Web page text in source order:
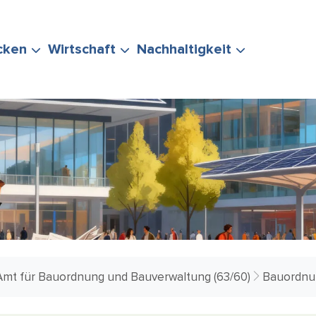
POLITIK &
VERWALTUNG
EVENTS
STADTMARKETING
Wirtschaft Nachhaltigkeit
KLIMASCHUTZ
& MOBILITÄT
FRAGE
für Bauordnung und Bauverwaltung (63/60)